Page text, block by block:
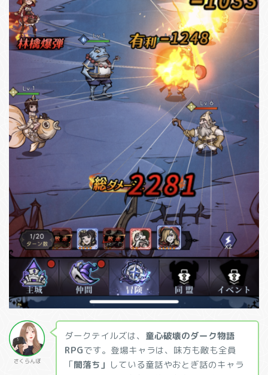
さくらんぼ
ダークテイルズは、 童心破壊のダーク物語
RPGです。登場キャラは、 味方も敵も全員
「闇落ち」 している童話やおとぎ話のキャラ